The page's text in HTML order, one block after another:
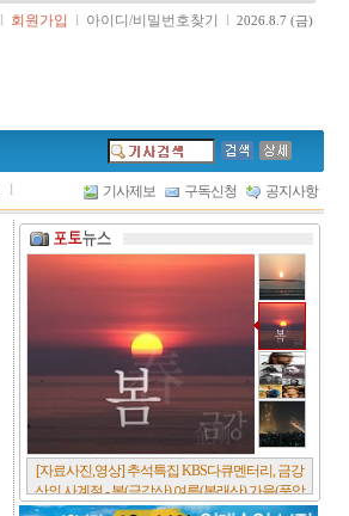
l 회원가입 l 아이디/비밀번호찾기 l 2026.8.7 (금)
l 기사제보 구독신청 공지사항
[서울포스트논단] 담배에 관한 추억, 연도별 우리
나라 금연정책 및 금연구역 확대 추이, 정부가 아
무리 더 해롭다고 사기를 쳐대도 피워 본 사람은